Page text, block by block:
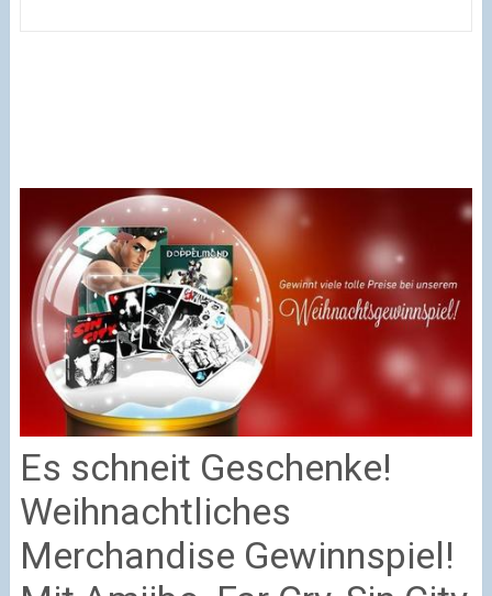
Es schneit Geschenke!
Weihnachtliches
Merchandise Gewinnspiel!